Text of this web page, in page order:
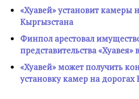
«Хуавей» установит камеры
Кыргызстана
Финпол арестовал
представительства
«Хуавей» может получить
установку камер на дорогах